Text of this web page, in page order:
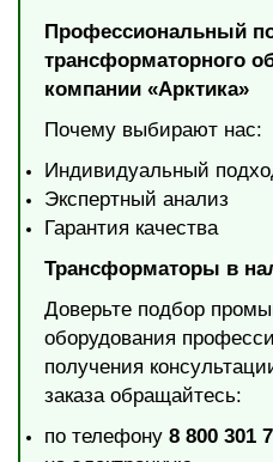
Профессиональный
трансформаторного
компании «Арктика»
Почему выбирают нас:
Индивидуальный
Экспертный анализ
Гарантия качества
Трансформаторы в
Доверьте подбор
оборудования
получения
заказа обращайтесь:
по телефону 8 800 301